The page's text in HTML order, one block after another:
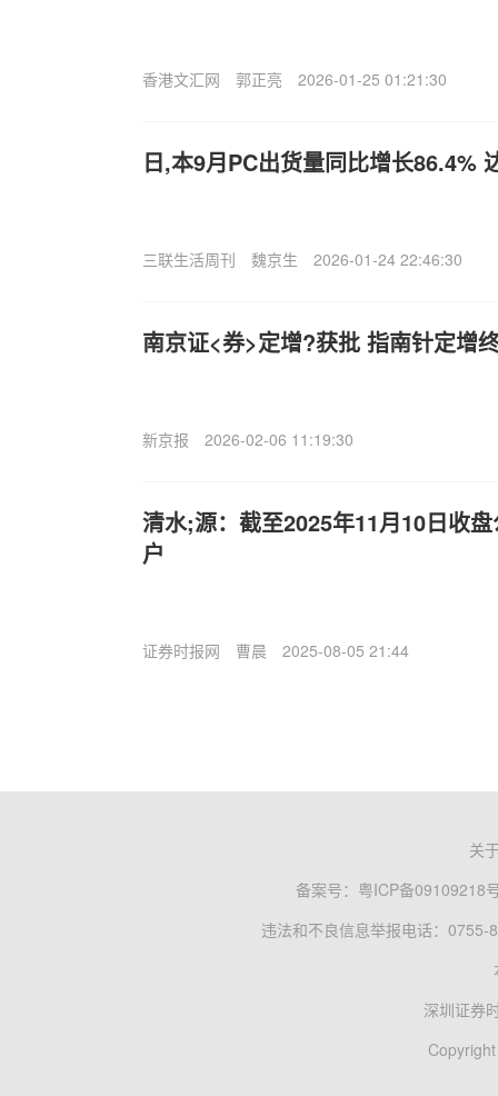
香港文汇网 郭正亮 2026-01-25 01:21:30
日,本9月PC出货量同比增长86.4%
三联生活周刊 魏京生 2026-01-24 22:46:30
南京证<券>定增?获批 指南针定增
新京报 2026-02-06 11:19:30
清水;源：截至2025年11月10日收
户
证券时报网 曹晨 2025-08-05 21:44
关
备案号： 粤ICP备09109218
违法和不良信息举报电话：0755-
深圳证券